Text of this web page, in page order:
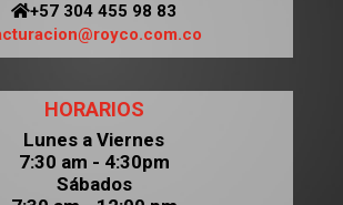
+57 304 455 98 83
HORARIOS
Lunes a Viernes
7:30 am - 4:30pm
Sábados